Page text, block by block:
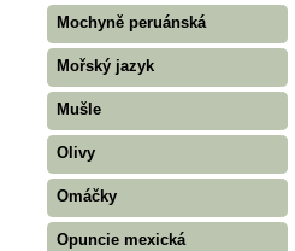
Mochyně peruánská
Mořský jazyk
Mušle
Olivy
Omáčky
Opuncie mexická